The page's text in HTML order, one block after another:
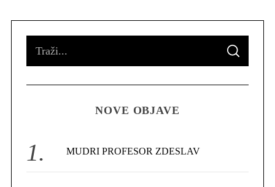
o
S
A
C
NOVE OBJAVE
MUDRI PROFESOR ZDESLAV